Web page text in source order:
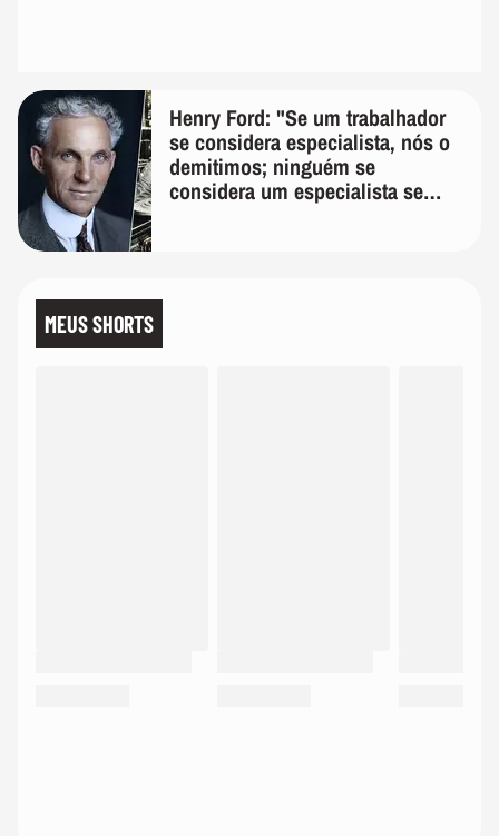
Henry Ford: "Se um trabalhador
se considera especialista, nós o
demitimos; ninguém se
considera um especialista se
MEUS SHORTS